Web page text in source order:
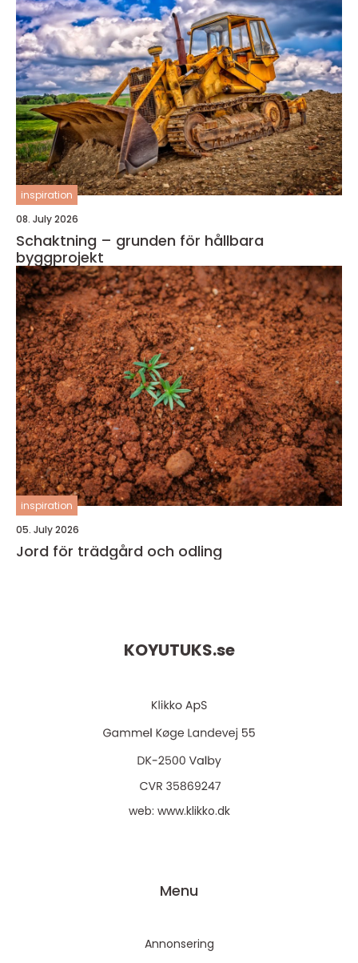
inspiration
08. July 2026
Schaktning – grunden för hållbara
byggprojekt
inspiration
05. July 2026
Jord för trädgård och odling
KOYUTUKS.se
web: www.klikko.dk
Menu
Annonsering